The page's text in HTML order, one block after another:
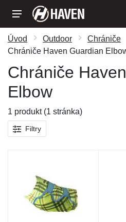
Úvod Outdoor
Chrániče
Chrániče Haven Guardian
Chrániče
Elbow
1 produkt (1 stránka)
Filtry